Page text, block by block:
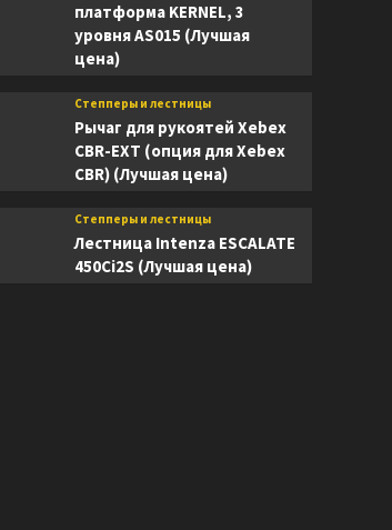
платформа KERNEL, 3
уровня AS015 (Лучшая
цена)
Степперы и лестницы
Рычаг для рукоятей Xebex
CBR-EXT (опция для Xebex
CBR) (Лучшая цена)
Степперы и лестницы
Лестница Intenza ESCALATE
450Ci2S (Лучшая цена)